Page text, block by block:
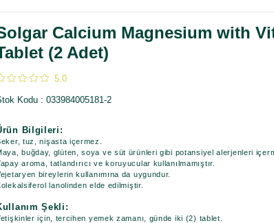
Calcium Magnesium with
(2 Adet)
5.0
Kodu 033984005181-2
Bilgileri:
tuz, nişasta içermez.
buğday, glüten, soya ve süt ürünleri gibi potansiyel alerjenleri
aroma, tatlandırıcı ve koruyucular kullanılmamıştır.
bireylerin kullanımına da uygundur.
lanolinden elde edilmiştir.
Şekli:
için, tercihen yemek zamanı, günde iki (2) tablet.